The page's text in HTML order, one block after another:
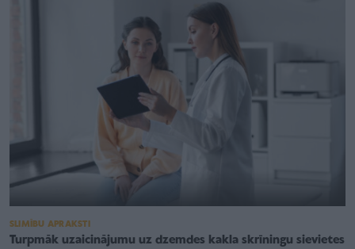
SLIMĪBU APRAKSTI
Turpmāk uzaicinājumu uz dzemdes kakla skrīningu sievietes